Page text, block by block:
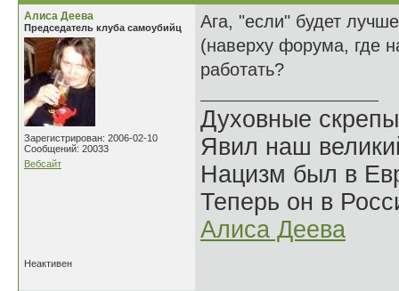
Алиса Деева
Председатель клуба самоубийц
Зарегистрирован: 2006-02-10
Сообщений: 20033
Вебсайт
Ага, "если" будет
(наверху форума, где
работать?
Духовные
Явил наш
Нацизм был в
Теперь он в
Алиса Деева
Неактивен